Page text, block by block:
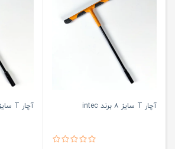
آچار T سایز ۸ برند intec آچار T سایز ۱۰ برند intec